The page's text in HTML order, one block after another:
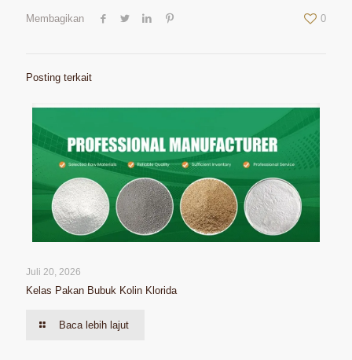
Membagikan 0
Posting terkait
Juli 20, 2026
Kelas Pakan Bubuk Kolin Klorida
Baca lebih lajut